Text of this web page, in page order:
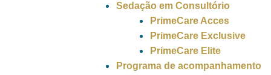
Sedação em Consultório
PrimeCare Acces
PrimeCare Exclusive
PrimeCare Elite
Programa de acompanhamento